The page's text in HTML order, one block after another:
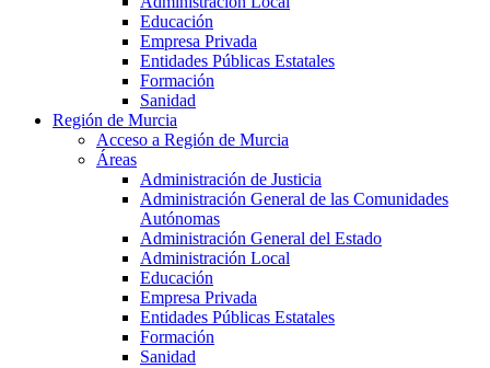
Educación
Empresa Privada
Entidades Públicas Estatales
Formación
Sanidad
Región de Murcia
Acceso a Región de Murcia
Áreas
Administración de Justicia
Administración General de las Comunidades
Autónomas
Administración General del Estado
Administración Local
Educación
Empresa Privada
Entidades Públicas Estatales
Formación
Sanidad